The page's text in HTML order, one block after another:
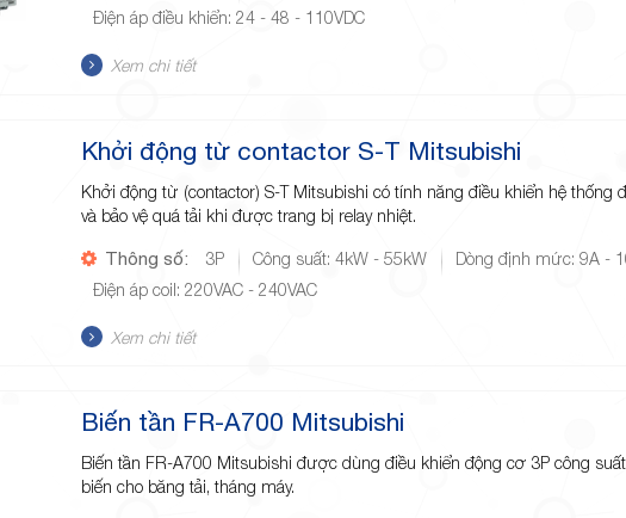
Điện áp điều khiển: 24 - 48 - 110VDC
Xem chi tiết
Khởi động từ contactor S-T Mitsubishi
Khởi động từ (contactor) S-T Mitsubishi có tính năng điều khiển hệ thống
và bảo vệ quá tải khi được trang bị relay nhiệt.
Thông số: 3P Công suất: 4kW - 55kW
Dòng định mức: 9A -
Điện áp coil: 220VAC - 240VAC
Xem chi tiết
Biến tần FR-A700 Mitsubishi
Biến tần FR-A700 Mitsubishi được dùng điều khiển động cơ 3P công
biến cho băng tải, tháng máy.